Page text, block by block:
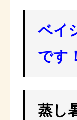
ベイ
です！
蒸し